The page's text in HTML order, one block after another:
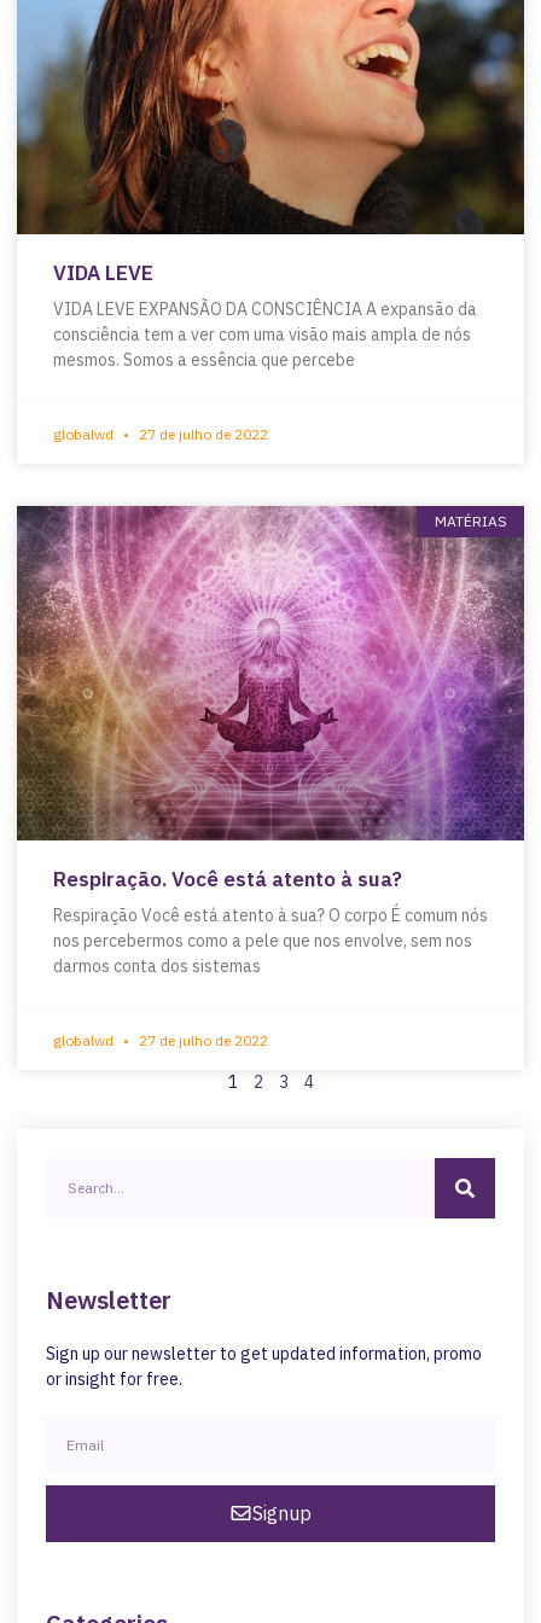
VIDA LEVE
VIDA LEVE EXPANSÃO DA CONSCIÊNCIA A expansão da
consciência tem a ver com uma visão mais ampla de nós
mesmos. Somos a essência que percebe
globalwd 27 de julho de 2022
MATÉRIAS
Respiração. Você está atento à sua?
Respiração Você está atento à sua? O corpo É comum nós
nos percebermos como a pele que nos envolve, sem nos
darmos conta dos sistemas
globalwd 27 de julho de 2022
1 2 3 4
Newsletter
Sign up our newsletter to get updated information, promo
or insight for free.
Signup